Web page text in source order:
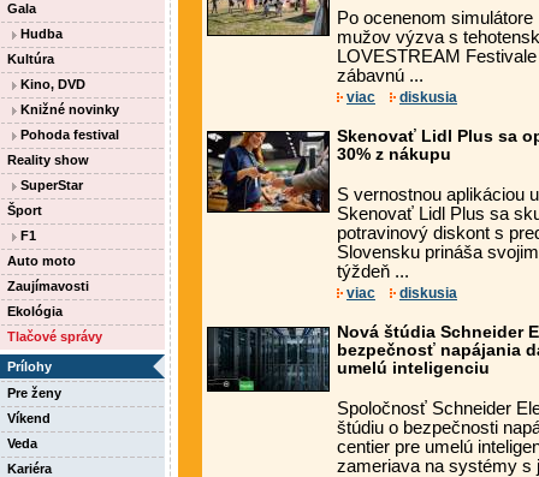
Gala
Hudba
Kultúra
Kino, DVD
Knižné novinky
Pohoda festival
Reality show
SuperStar
Šport
F1
Auto moto
Zaujímavosti
Ekológia
Tlačové správy
Prílohy
Pre ženy
Víkend
Veda
Kariéra
Po ocenenom
mužov výzva s
LOVESTREAM
zábavnú ...
viac diskusia
Skenovať Lidl Plus sa
30% z nákupu
S vernostnou aplikáciou
Skenovať Lidl Plus sa
potravinový diskont s
Slovensku prináša
týždeň ...
viac diskusia
Nová štúdia Schneider
bezpečnosť napájania
umelú inteligenciu
Spoločnosť Schneider
štúdiu o bezpečnosti
centier pre umelú
zameriava na systémy s